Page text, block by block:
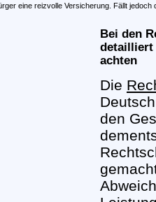
eine reizvolle Versicherung. Fällt
Bei den
detailliert
achten
Die
den